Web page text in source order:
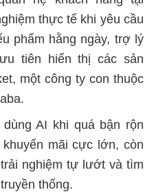
thực tế khi yêu cầu
phẩm hằng ngày, trợ lý
tiên hiển thị các sản
một công ty con thuộc
AI khi quá bận rộn
mãi cực lớn, còn
nghiệm tự lướt và tìm
thống.